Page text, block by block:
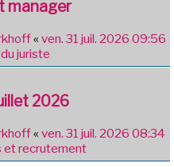
manager
« ven. 31 juil. 2026 09:56
juriste
2026
« ven. 31 juil. 2026 08:34
et recrutement